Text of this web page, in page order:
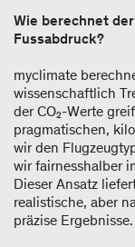
Wie berechnet
Fussabdruck?
myclimate
wissenschaftlich
der CO₂-Werte
pragmatischen,
wir den
wir fairnesshalber
Dieser Ansatz
realistische, aber
präzise